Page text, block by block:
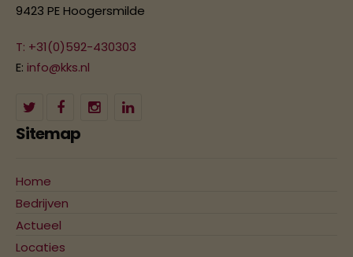
9423 PE Hoogersmilde
T: +31(0)592-430303
E: info@kks.nl
Sitemap
Home
Bedrijven
Actueel
Locaties